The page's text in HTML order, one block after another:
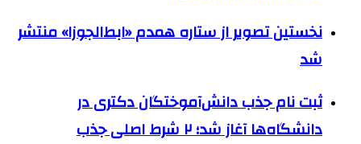
نخستین تصویر از ستاره همدم «ابط‌الجوزا» منتشر
شد
ثبت نام جذب دانش‌آموختگان دکتری در
دانشگاه‌ها آغاز شد؛ ۲ شرط اصلی جذب